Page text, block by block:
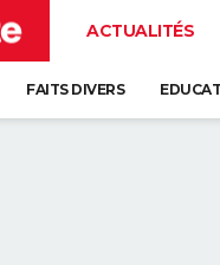
ACTUALITÉS
FAITS DIVERS